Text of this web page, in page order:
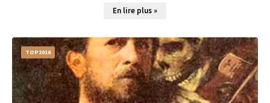
En lire plus »
TOP2016